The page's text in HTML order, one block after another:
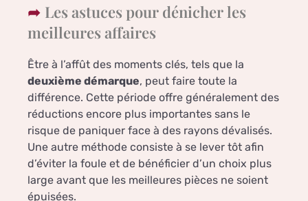
Les astuces pour dénicher les
meilleures affaires
Être à l’affût des moments clés, tels que la
deuxième démarque, peut faire toute la
différence. Cette période offre généralement des
réductions encore plus importantes sans le
risque de paniquer face à des rayons dévalisés.
Une autre méthode consiste à se lever tôt afin
d’éviter la foule et de bénéficier d’un choix plus
large avant que les meilleures pièces ne soient
épuisées.